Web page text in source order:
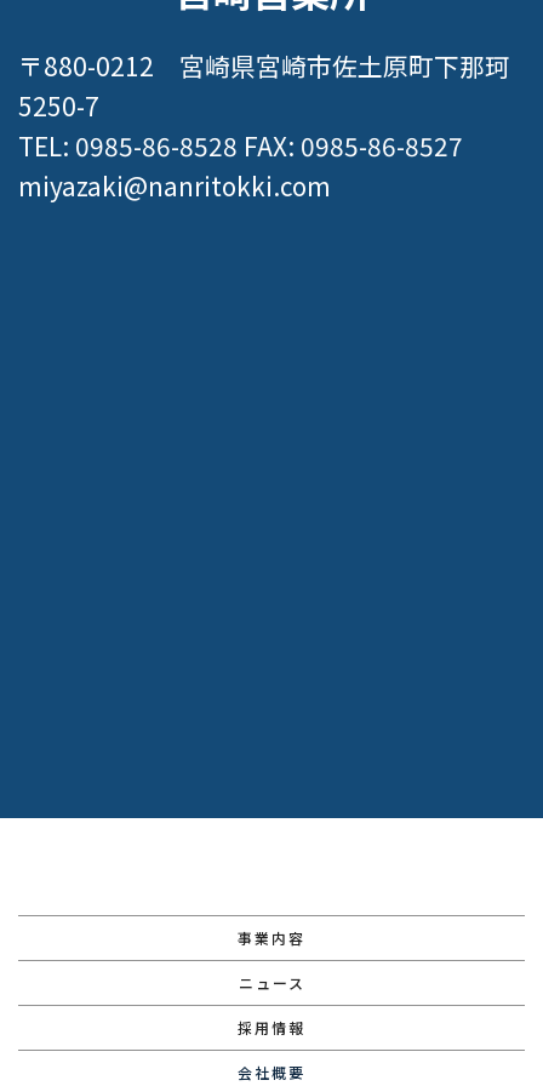
〒880-0212 宮崎県宮崎市佐土原町下那珂
5250-7
TEL: 0985-86-8528 FAX: 0985-86-8527
miyazaki@nanritokki.com
事業内容
ニュース
採用情報
会社概要